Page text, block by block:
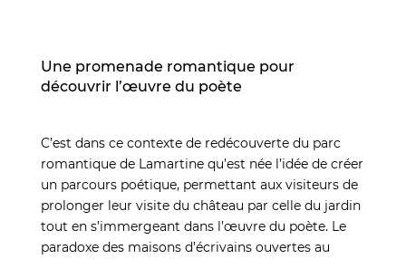
Une promenade romantique pour
découvrir l’œuvre du poète
C’est dans ce contexte de redécouverte du parc
romantique de Lamartine qu’est née l’idée de créer
un parcours poétique, permettant aux visiteurs de
prolonger leur visite du château par celle du jardin
tout en s’immergeant dans l’œuvre du poète. Le
paradoxe des maisons d’écrivains ouvertes au